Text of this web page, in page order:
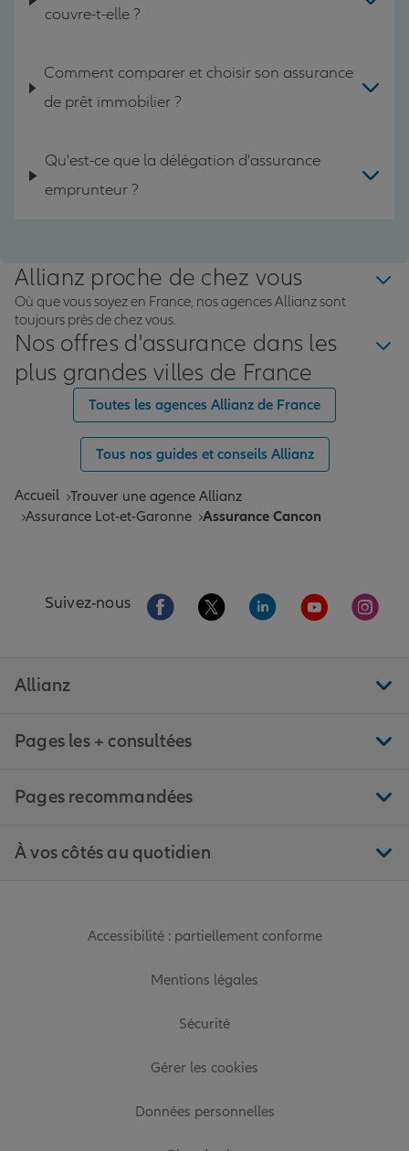
couvre-t-elle ?
Comment comparer et choisir son assurance
de prêt immobilier ?
Qu'est-ce que la délégation d'assurance
emprunteur ?
Allianz proche de chez vous
Où que vous soyez en France, nos agences Allianz sont
toujours près de chez vous.
Nos offres d'assurance dans les
plus grandes villes de France
Toutes les agences Allianz de France
Tous nos guides et conseils Allianz
Accueil Trouver une agence Allianz
Assurance Lot-et-Garonne Assurance Cancon
Suivez-nous Aller sur la page Facebook de Allianz
Aller sur la page Twitter de
Aller sur la page
Aller sur la
Aller
Allianz
Pages les + consultées
Pages recommandées
À vos côtés au quotidien
Accessibilité : partiellement conforme
Mentions légales
Sécurité
Gérer les cookies
Données personnelles